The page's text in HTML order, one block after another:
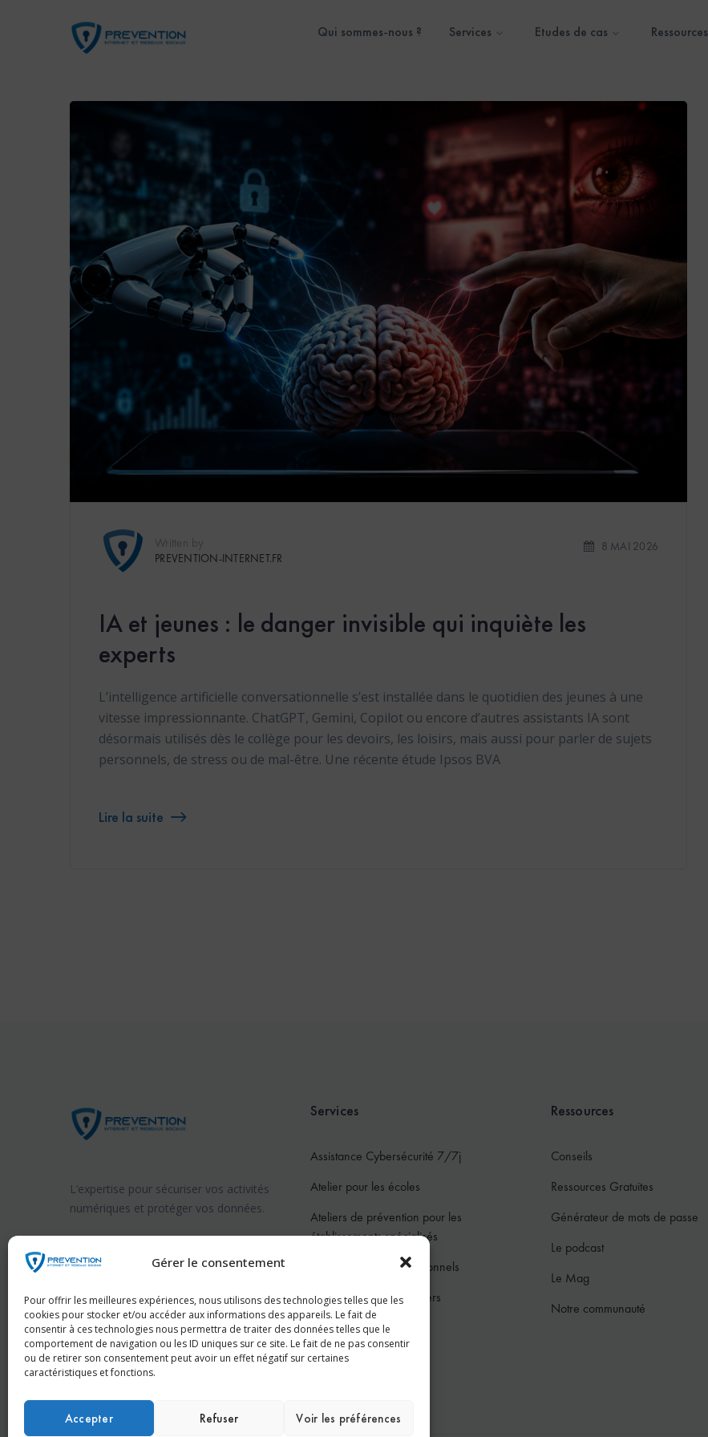
Gérer le consentement
Pour offrir les meilleures expériences, nous utilisons des technologies telles que les
cookies pour stocker et/ou accéder aux informations des appareils. Le fait de
consentir à ces technologies nous permettra de traiter des données telles que le
comportement de navigation ou les ID uniques sur ce site. Le fait de ne pas consentir
ou de retirer son consentement peut avoir un effet négatif sur certaines
caractéristiques et fonctions.
Accepter Refuser Voir les préférences
Qui sommes-nous ? Services Etudes de cas Ressources
PREVENTION-INTERNET.FR
8 MAI 2026
IA et jeunes : le danger invisible qui inquiète les
experts
L’intelligence artificielle conversationnelle s’est installée dans le quotidien des jeunes à une
vitesse impressionnante. ChatGPT, Gemini, Copilot ou encore d’autres assistants IA sont
désormais utilisés dès le collège pour les devoirs, les loisirs, mais aussi pour parler de sujets
personnels, de stress ou de mal-être. Une récente étude Ipsos BVA
Lire la suite
L’expertise pour sécuriser vos activités
numériques et protéger vos données.
Prévention internet en Suisse
Services
Assistance Cybersécurité 7/7j
Atelier pour les écoles
Ateliers de prévention pour les
établissements spécialisés
Atelier pour les professionnels
Atelier pour les particuliers
Pour les jeunes
Conférences
Ressources
Conseils
Ressources Gratuites
Générateur de mots de passe
Le podcast
Le Mag
Notre communauté